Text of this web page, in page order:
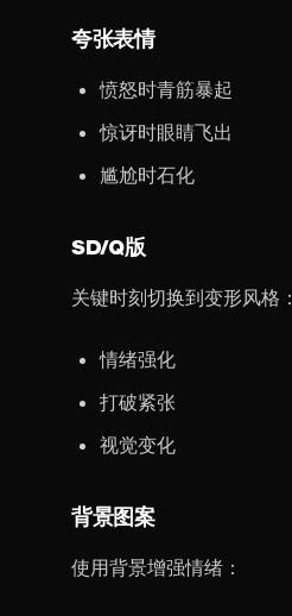
夸张表情
愤怒时青筋暴起
惊讶时眼睛飞出
尴尬时石化
SD/Q版
关键时刻切换到变形风格：
情绪强化
打破紧张
视觉变化
背景图案
使用背景增强情绪：